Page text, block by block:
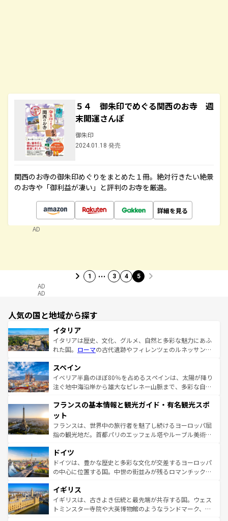
５４ 御朱印でめぐる関西のお寺 週
末開運さんぽ
御朱印
2024.01.18 発売
関西のお寺の御朱印めぐりをまとめた１冊。絶対行きたい絶景
のお寺や「御利益が凄い」と評判のお寺を厳選。
詳細を見る
AD
1 … 3 4 5
AD
AD
人気の国と地域から探す
イタリア
イタリアは歴史、文化、グルメ、自然と多彩な魅力にあふ
れた国。 ローマの古代遺跡やフィレンツェのルネッサンス
ろん、トスカーナの美しい田園風景やアマルフィ海岸の絶
景など、自然景観も見逃せない。観光の合間には、本場の
ピザやパスタなど、絶品のイタリア料理を堪能することも
ませてくれるイタリアで、忘れられない旅をしてみよう！
なお、新着のイタリア情報は
しい。
スペイン
イベリア半島のほぼ80％を占めるスペインは、太陽が降り
注ぐ地中海沿岸から雄大なピレネー山脈まで、多彩な自然
文化が根付くこの国では、情熱的なフラメンコ、熱気あふ
れる闘牛、そして美味しいタパスが生活の一部となってい
る。首都マドリードの洗練された雰囲気や、バルセロナの
アートに溢れた街角から、地方では古代ローマ遺跡や中世
せる。地方によって風土や気候が異なるスペインはその個
性で訪れる人を魅了する。 なお、新着のスペイン情報は コ
ンテンツ一覧を参照してほしい。
フランスの基本情報と観光ガイド・有名観光スポ
ット
フランスは、世界中の旅行者を魅了し続けるヨーロッパ屈
指の観光地だ。首都パリのエッフェル塔やルーブル美術館
で、幅広い魅力が詰まっている。華麗な宮殿、歴史的な大
聖堂、美しいビーチ、そして豊かな自然が、訪れる者を心
から魅了する。また、フランスは美食の国としても知ら
いる。シャンパンの発祥地であるランス、プロヴァンスの
香り高いラベンダー畑など、多彩な楽しみ方が可能だ。さ
らに、パリ以外の地域にも魅力が溢れており、どの街角に
ドイツ
ドイツは、豊かな歴史と多彩な文化が交差するヨーロッパ
の中心に位置する国。中世の街並みが残るロマンチック街
顔を持つこの国は、どこを歩いても飽きることがない。ベ
ルリンの文化的活気、バイエルン州のアルプスの絶景、そ
してライン川沿いのワイン畑といった風景は必見。ビール
イギリス
イギリスは、古きよき伝統と最先端が共存する国。ウェス
トミンスター寺院や大英博物館のようなランドマーク、歴